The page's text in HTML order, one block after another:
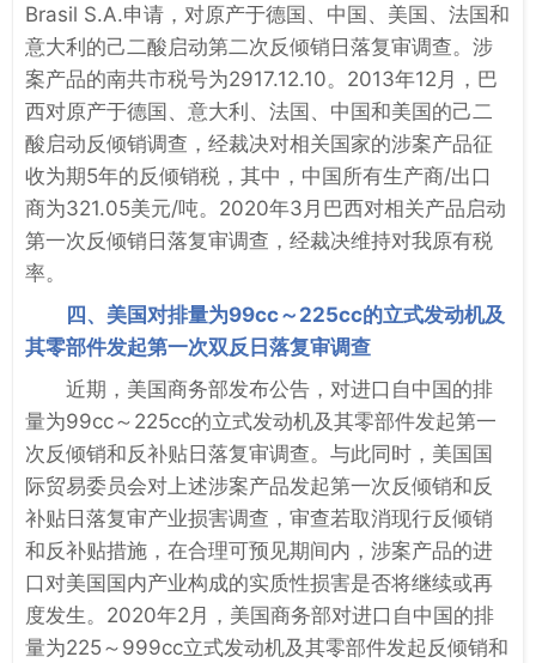
Brasil S.A.申请，对原产于德国、中国、美国、法国和
意大利的己二酸启动第二次反倾销日落复审调查。涉
案产品的南共市税号为2917.12.10。2013年12月，巴
西对原产于德国、意大利、法国、中国和美国的己二
酸启动反倾销调查，经裁决对相关国家的涉案产品征
收为期5年的反倾销税，其中，中国所有生产商/出口
商为321.05美元/吨。2020年3月巴西对相关产品启动
第一次反倾销日落复审调查，经裁决维持对我原有税
率。
四、美国对排量为99cc～225cc的立式发动机及
其零部件发起第一次双反日落复审调查
近期，美国商务部发布公告，对进口自中国的排
量为99cc～225cc的立式发动机及其零部件发起第一
次反倾销和反补贴日落复审调查。与此同时，美国国
际贸易委员会对上述涉案产品发起第一次反倾销和反
补贴日落复审产业损害调查，审查若取消现行反倾销
和反补贴措施，在合理可预见期间内，涉案产品的进
口对美国国内产业构成的实质性损害是否将继续或再
度发生。2020年2月，美国商务部对进口自中国的排
量为225～999cc立式发动机及其零部件发起反倾销和